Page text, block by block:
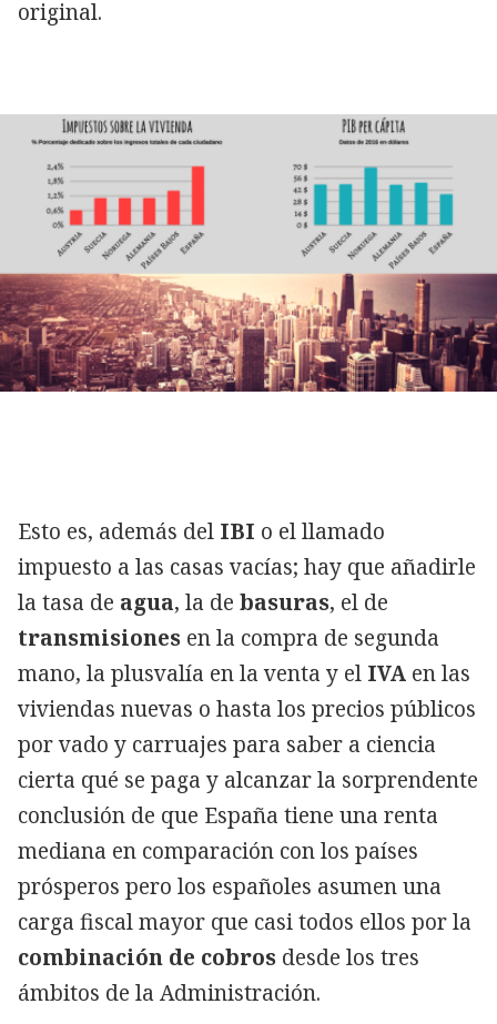
original.
Esto es, además del IBI o el llamado
impuesto a las casas vacías; hay que añadirle
la tasa de agua, la de basuras, el de
transmisiones en la compra de segunda
mano, la plusvalía en la venta y el IVA en las
viviendas nuevas o hasta los precios públicos
por vado y carruajes para saber a ciencia
cierta qué se paga y alcanzar la sorprendente
conclusión de que España tiene una renta
mediana en comparación con los países
prósperos pero los españoles asumen una
carga fiscal mayor que casi todos ellos por la
combinación de cobros desde los tres
ámbitos de la Administración.